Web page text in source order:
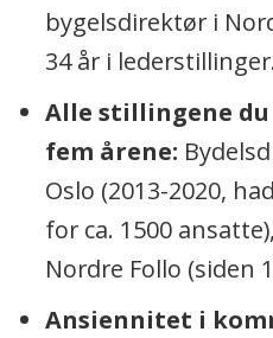
bygelsdirektør i
34 år i
Alle stillingene
fem årene:
Oslo (2013-2020,
for ca. 1500
Nordre Follo (siden
Ansiennitet i